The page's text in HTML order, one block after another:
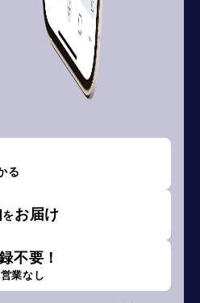
る
をお届け
不要！
業なし